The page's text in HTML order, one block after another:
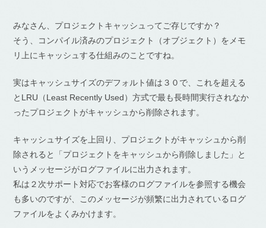
みなさん、プロジェクトキャッシュってご存じですか？
そう、コンパイル済みのプロジェクト（オブジェクト）をメモ
リ上にキャッシュする仕組みのことですね。
実はキャッシュサイズのデフォルト値は３０で、これを超える
と LRU （Least Recently Used）方式で最も長時間実行されなか
ったプロジェクトがキャッシュから削除されます。
キャッシュサイズを上回り、プロジェクトがキャッシュから削
除されると「プロジェクトをキャッシュから削除しました」と
いうメッセージがログファイルに出力されます。
私は２次サポート対応でお客様のログファイルを参照する機会
も多いのですが、このメッセージが頻繁に出力されているログ
ファイルをよくみかけます。